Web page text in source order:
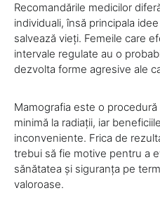
Recomandările medicilor
individuali, însă principala
salvează vieți. Femeile care
intervale regulate au o
dezvolta forme agresive ale
Mamografia este o
minimă la radiații, iar
inconveniente. Frica de
trebui să fie motive pentru a
sănătatea și siguranța pe
valoroase.